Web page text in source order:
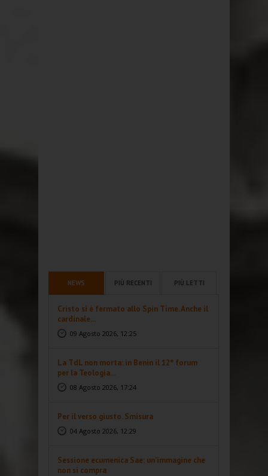
NEWS PIÙ RECENTI PIÙ LETTI
Cristo si è fermato allo Spin Time. Anche il
cardinale...
09 Agosto 2026, 12:25
La TdL non morta: in Benin il 12° forum
per la Teologia...
08 Agosto 2026, 17:24
Per il verso giusto. Smisura
04 Agosto 2026, 12:29
Sessione ecumenica Sae: un’immagine che
non si compra